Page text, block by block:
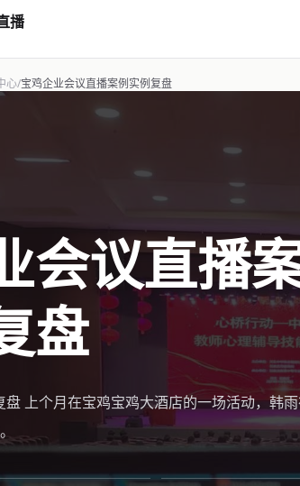
播
心/宝鸡企业会议直播案例实例复盘
会议直播
盘
上个月在宝鸡宝鸡大酒店的一场活动，韩